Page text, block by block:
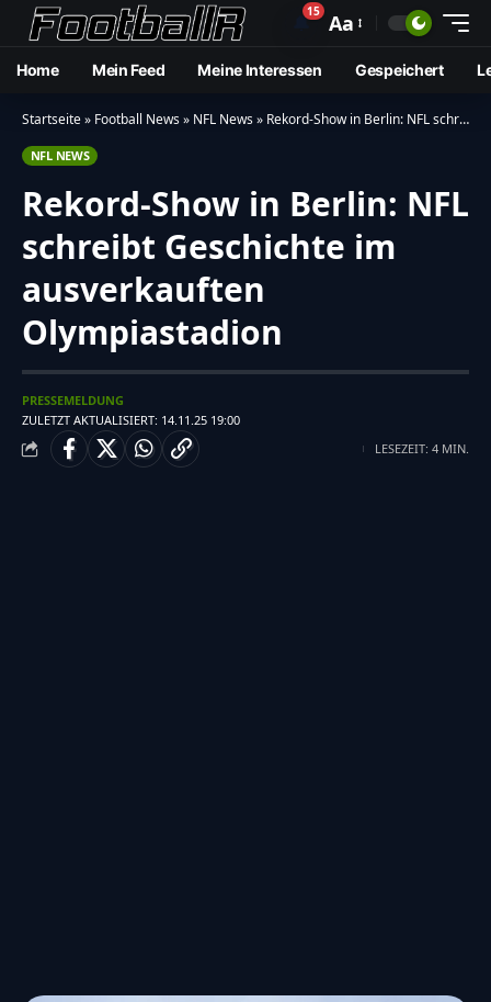
🔔15 Aa
Home Mein Feed Meine Interessen Gespeichert
Startseite» Football News» NFL News» Rekord-Show in Berlin: NFL schreibt Geschichte im ausverkauften Olympiastadion
NFL NEWS
Rekord-Show in Berlin: NFL
schreibt Geschichte im
ausverkauften
Olympiastadion
ZULETZT AKTUALISIERT: 14.11.25 19:00
PRESSEMELDUNG
LESEZEIT: 4 MIN.